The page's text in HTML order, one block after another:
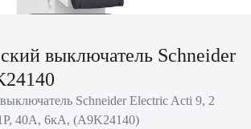
выключатель Schneider
Schneider Electric Acti 9, 2
40А, 6кА, (A9K24140)